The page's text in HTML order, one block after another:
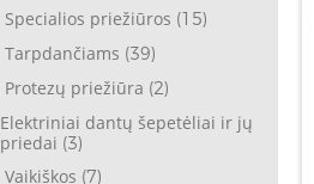
Specialios priežiūros (15)
Tarpdančiams (39)
Protezų priežiūra (2)
Elektriniai dantų šepetėliai ir jų
priedai (3)
Vaikiškos (7)